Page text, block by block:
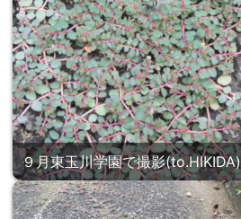
９月東玉川学園で撮影(to.HIKIDA)